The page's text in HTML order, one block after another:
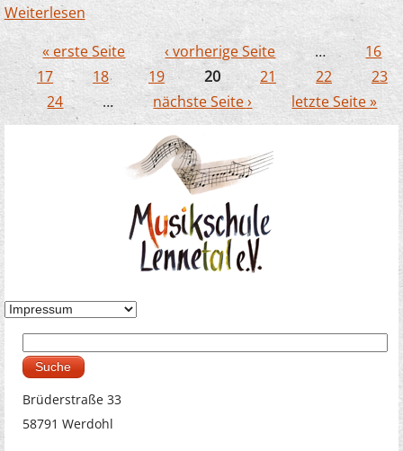
Weiterlesenüber Lennetaler Stub’n Musi begeistert mit
Alpenländischer Volksmusik im Kleinen
Kulturforum
Seiten
« erste Seite ‹ vorherige Seite …
16
17
18 19 20 21 22
23
24
… nächste Seite › letzte Seite »
Suchformular
Brüderstraße 33
58791 Werdohl